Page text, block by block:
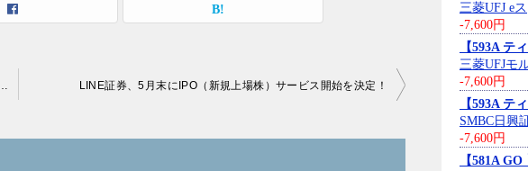
もFX口座も先着で強めのキャンペーン実施中！ LINE証券、5月末にIPO（新規上場株）サービス開始を決定！
三菱UFJ eス
-7,600円
【593A テ
三菱UFJモ
-7,600円
【593A テ
SMBC日興
-7,600円
【581A GO